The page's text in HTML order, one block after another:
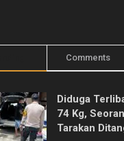
Comments
Diduga
74 Kg,
Tarakan